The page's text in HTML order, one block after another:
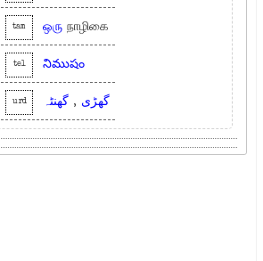
tam ஒரு நாழிகை
tel నిముషం
urd گھڑی , گھنٹہ